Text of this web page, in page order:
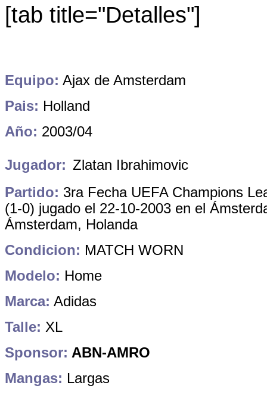
[tab title="Detalles"]
Equipo: Ajax de Amsterdam
Pais: Holland
Año: 2003/04
Jugador: Zlatan Ibrahimovic
Partido: 3ra Fecha UEFA Champions
(1-0) jugado el 22-10-2003 en el
Ámsterdam, Holanda
Condicion: MATCH WORN
Modelo: Home
Marca: Adidas
Talle: XL
Sponsor: ABN-AMRO
Mangas: Largas